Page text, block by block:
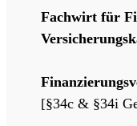
Fachwirt für
[§34c & §34i